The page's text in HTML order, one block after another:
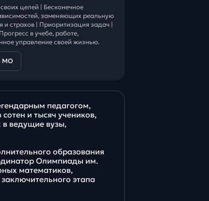
целей | Бесконечное
заменяющих реальную
и страхов | Приоритизация задач |
в учебе, работе,
управление своей жизнью.
МО
педагогом,
и тысяч учеников,
ведущие вузы,
образования
Олимпиады им.
математиков,
этапа